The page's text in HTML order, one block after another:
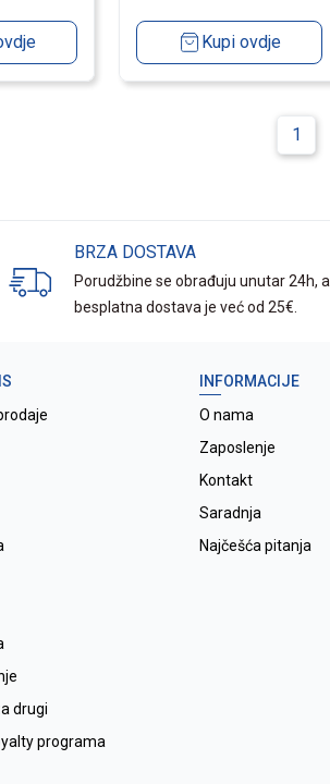
Kupi ovdje
1
BRZA DOSTAVA
Porudžbine se obrađuju unutar 24h, a
besplatna dostava je već od 25€.
drugi
programa
INFORMACIJE
O nama
Zaposlenje
Kontakt
Saradnja
Najčešća pitanja